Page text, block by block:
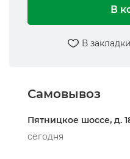
В
В закладки
Самовывоз
Пятницкое шоссе, д.
сегодня